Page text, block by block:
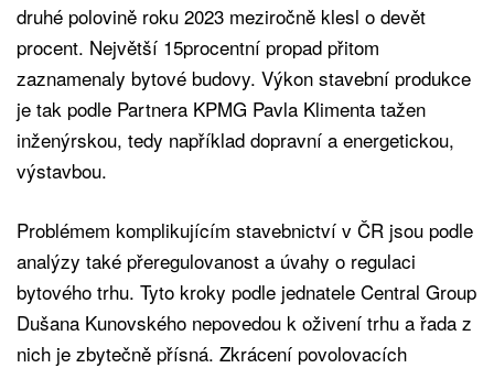
druhé polovině roku 2023 meziročně klesl o devět
procent. Největší 15procentní propad přitom
zaznamenaly bytové budovy. Výkon stavební produkce
je tak podle Partnera KPMG Pavla Klimenta tažen
inženýrskou, tedy například dopravní a energetickou,
výstavbou.
Problémem komplikujícím stavebnictví v ČR jsou podle
analýzy také přeregulovanost a úvahy o regulaci
bytového trhu. Tyto kroky podle jednatele Central Group
Dušana Kunovského nepovedou k oživení trhu a řada z
nich je zbytečně přísná. Zkrácení povolovacích